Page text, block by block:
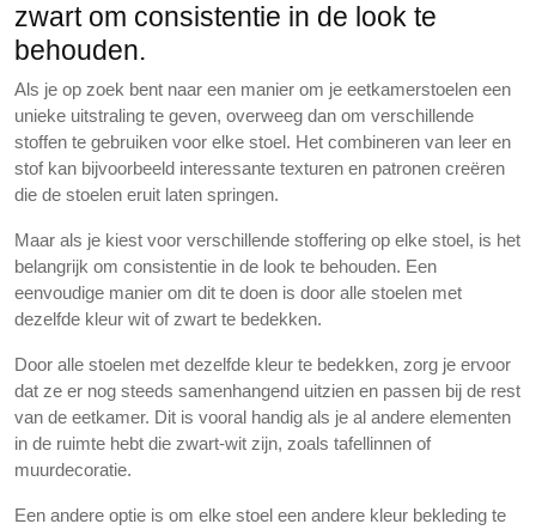
zwart om consistentie in de look te
behouden.
Als je op zoek bent naar een manier om je eetkamerstoelen een
unieke uitstraling te geven, overweeg dan om verschillende
stoffen te gebruiken voor elke stoel. Het combineren van leer en
stof kan bijvoorbeeld interessante texturen en patronen creëren
die de stoelen eruit laten springen.
Maar als je kiest voor verschillende stoffering op elke stoel, is het
belangrijk om consistentie in de look te behouden. Een
eenvoudige manier om dit te doen is door alle stoelen met
dezelfde kleur wit of zwart te bedekken.
Door alle stoelen met dezelfde kleur te bedekken, zorg je ervoor
dat ze er nog steeds samenhangend uitzien en passen bij de rest
van de eetkamer. Dit is vooral handig als je al andere elementen
in de ruimte hebt die zwart-wit zijn, zoals tafellinnen of
muurdecoratie.
Een andere optie is om elke stoel een andere kleur bekleding te